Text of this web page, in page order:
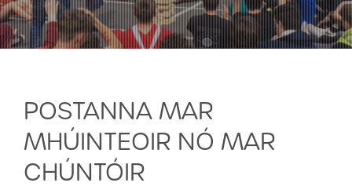
POSTANNA MAR
MHÚINTEOIR NÓ MAR
CHÚNTÓIR